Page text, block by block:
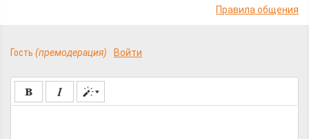
Правила общения
Гость (премодерация) Войти